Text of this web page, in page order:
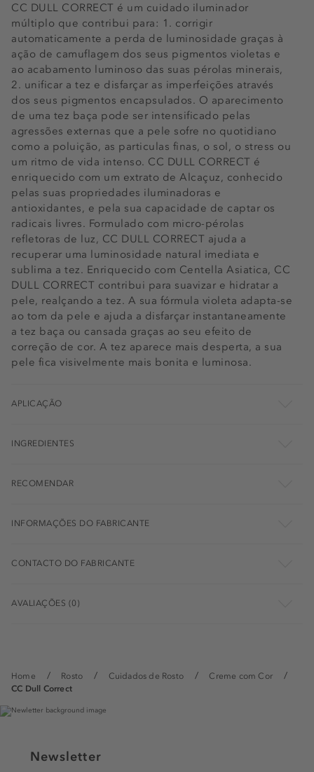
Home Rosto Cuidados de Rosto
Creme com Cor
CC Dull Correct
CC DULL CORRECT é um cuidado iluminador
múltiplo que contribui para: 1. corrigir
automaticamente a perda de luminosidade graças à
ação de camuflagem dos seus pigmentos violetas e
ao acabamento luminoso das suas pérolas minerais,
2. unificar a tez e disfarçar as imperfeições através
dos seus pigmentos encapsulados. O aparecimento
de uma tez baça pode ser intensificado pelas
agressões externas que a pele sofre no quotidiano
como a poluição, as particulas finas, o sol, o stress ou
um ritmo de vida intenso. CC DULL CORRECT é
enriquecido com um extrato de Alcaçuz, conhecido
pelas suas propriedades iluminadoras e
antioxidantes, e pela sua capacidade de captar os
radicais livres. Formulado com micro-pérolas
refletoras de luz, CC DULL CORRECT ajuda a
recuperar uma luminosidade natural imediata e
sublima a tez. Enriquecido com Centella Asiatica, CC
DULL CORRECT contribui para suavizar e hidratar a
pele, realçando a tez. A sua fórmula violeta adapta-se
ao tom da pele e ajuda a disfarçar instantaneamente
a tez baça ou cansada graças ao seu efeito de
correção de cor. A tez aparece mais desperta, a sua
pele fica visivelmente mais bonita e luminosa.
APLICAÇÃO
INGREDIENTES
RECOMENDAR
INFORMAÇÕES DO FABRICANTE
CONTACTO DO FABRICANTE
AVALIAÇÕES (0)
Newsletter